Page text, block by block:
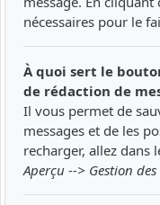
nécessaires pour le
À quoi sert le
de rédaction de
Il vous permet de
messages et de les
recharger, allez dans
Aperçu --> Gestion